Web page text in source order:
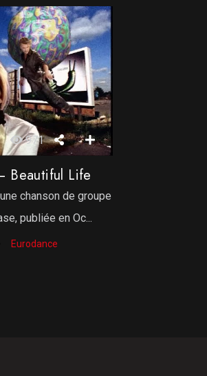
971
Beautiful Life
chanson de groupe
publiée en Oc...
Eurodance